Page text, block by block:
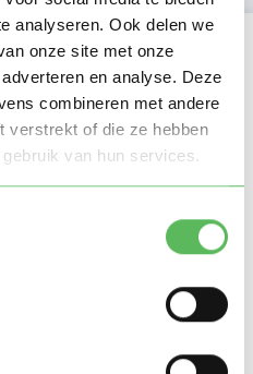
analyseren. Ook delen we
onze site met onze
en analyse. Deze
combineren met andere
verstrekt of die ze hebben
van hun services.